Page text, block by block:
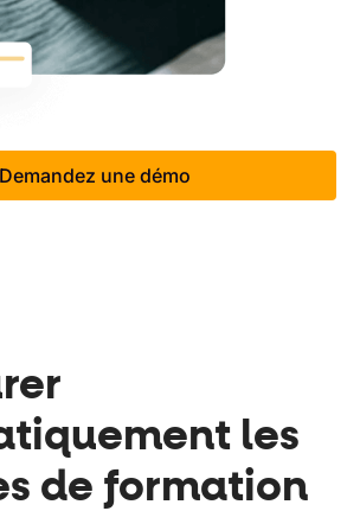
Demandez une démo
les
de formation